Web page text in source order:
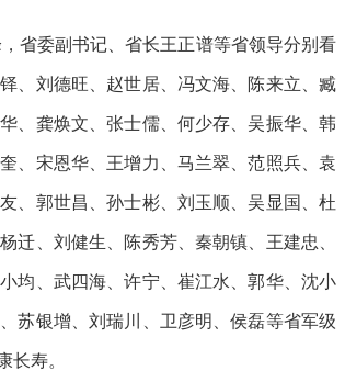
省委副书记、省长王正谱等省领导分别看
、刘德旺、赵世居、冯文海、陈来立、臧
、龚焕文、张士儒、何少存、吴振华、韩
、宋恩华、王增力、马兰翠、范照兵、袁
、郭世昌、孙士彬、刘玉顺、吴显国、杜
迁、刘健生、陈秀芳、秦朝镇、王建忠、
均、武四海、许宁、崔江水、郭华、沈小
苏银增、刘瑞川、卫彦明、侯磊等省军级
长寿。